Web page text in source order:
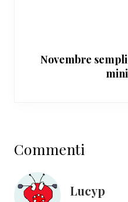
Novembre
del
lettore
Commenti
Lucyp